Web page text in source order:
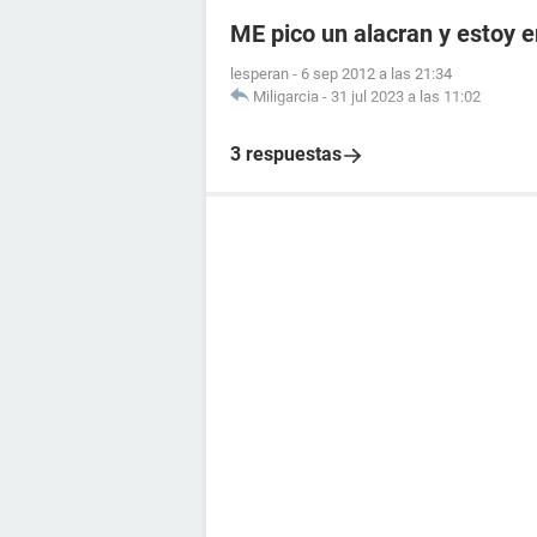
ME pico un alacran y estoy
lesperan - 6 sep 2012 a las 21:34
Miligarcia - 31 jul 2023 a las 11:02
3 respuestas